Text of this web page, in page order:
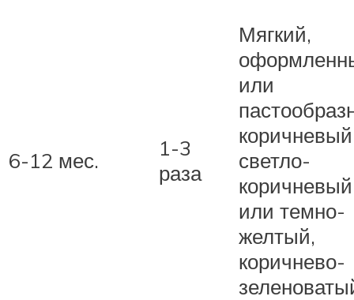
6-12 мес.
1-3
раза
Мягкий,
или
светло-
коричневый
или темно-
желтый,
коричнево-